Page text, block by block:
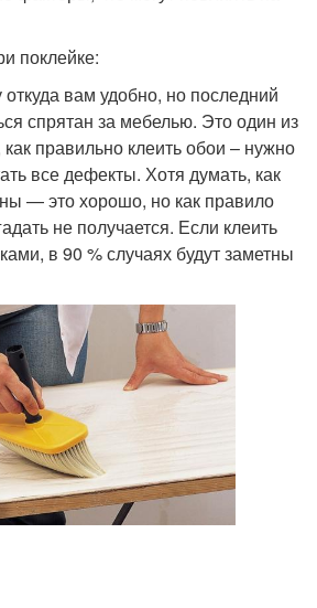
поклейке:
вам удобно, но последний
спрятан за мебелью. Это один из
правильно клеить обои – нужно
все дефекты. Хотя думать, как
— это хорошо, но как правило
не получается. Если клеить
в 90 % случаях будут заметны